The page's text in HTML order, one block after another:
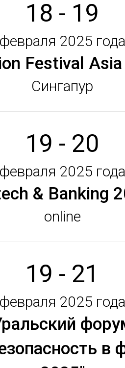
18 - 19
февраля 2025 года
Festival
Сингапур
19 - 20
февраля 2025 года
& Banking
online
19 - 21
февраля 2025 года
в